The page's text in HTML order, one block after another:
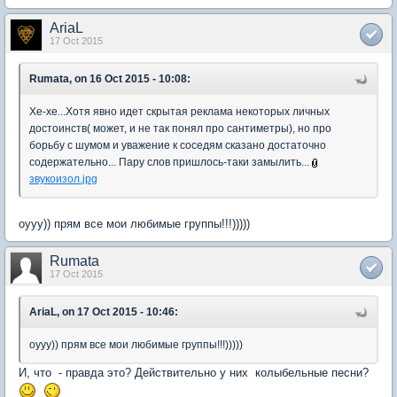
AriaL
17 Oct 2015
Rumata, on 16 Oct 2015 - 10:08:
Хе-хе...Хотя явно идет скрытая реклама некоторых личных
достоинств( может, и не так понял про сантиметры), но про
борьбу с шумом и уважение к соседям сказано достаточно
содержательно... Пару слов пришлось-таки замылить...
звукоизол.jpg
оууу)) прям все мои любимые группы!!!)))))
Rumata
17 Oct 2015
AriaL, on 17 Oct 2015 - 10:46:
оууу)) прям все мои любимые группы!!!)))))
И, что - правда это? Действительно у них колыбельные песни?